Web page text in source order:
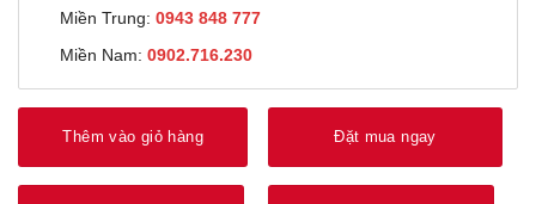
Miền Trung: 0943 848 777
Miền Nam: 0902.716.230
Thêm vào giỏ hàng Đặt mua ngay